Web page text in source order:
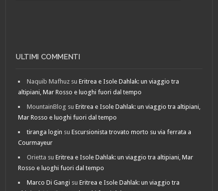
ULTIMI COMMENTI
Naquib Mafhuz suEritrea e Isole Dahlak: un viaggio tra
altipiani, Mar Rosso e luoghi fuori dal tempo
MountainBlog suEritrea e Isole Dahlak: un viaggio tra altipiani,
Mar Rosso e luoghi fuori dal tempo
tiranga login suEscursionista trovato morto su via ferrata a
Courmayeur
Orietta suEritrea e Isole Dahlak: un viaggio tra altipiani, Mar
Rosso e luoghi fuori dal tempo
Marco Di Gangi suEritrea e Isole Dahlak: un viaggio tra